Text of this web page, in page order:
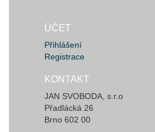
ÚČET
Přihlášení
Registrace
KONTAKT
JAN SVOBODA, s.r.o
Přadlácká 26
Brno 602 00